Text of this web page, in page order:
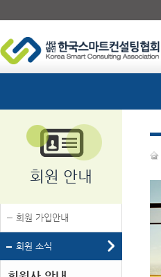
회원 안내
회원 가입안내
회원 소식